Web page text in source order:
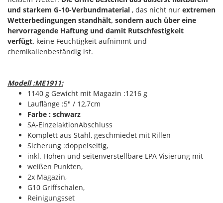
und starkem G-10-Verbundmaterial , das nicht nur extremen
Wetterbedingungen standhält, sondern auch über eine
hervorragende Haftung und damit Rutschfestigkeit
verfügt, keine Feuchtigkeit aufnimmt und
chemikalienbeständig ist.
Modell :ME1911:
1140 g Gewicht mit Magazin :1216 g
Lauflänge :5" / 12,7cm
Farbe : schwarz
SA-EinzelaktionAbschluss
Komplett aus Stahl, geschmiedet mit Rillen
Sicherung :doppelseitig,
inkl. Höhen und seitenverstellbare LPA Visierung mit
weißen Punkten,
2x Magazin,
G10 Griffschalen,
Reinigungsset